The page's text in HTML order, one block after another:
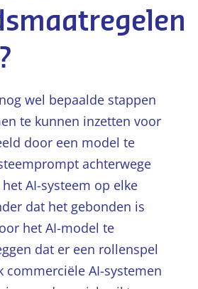
wel bepaalde stappen
te kunnen inzetten voor
door een model te
achterwege
AI-systeem op elke
dat het gebonden is
het AI-model te
dat er een rollenspel
commerciële AI-systemen